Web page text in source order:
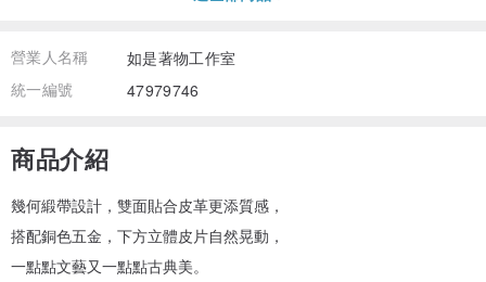
營業人名稱
如是著物工作室
統一編號
47979746
商品介紹
幾何緞帶設計，雙面貼合皮革更添質感，
搭配銅色五金，下方立體皮片自然晃動，
一點點文藝又一點點古典美。